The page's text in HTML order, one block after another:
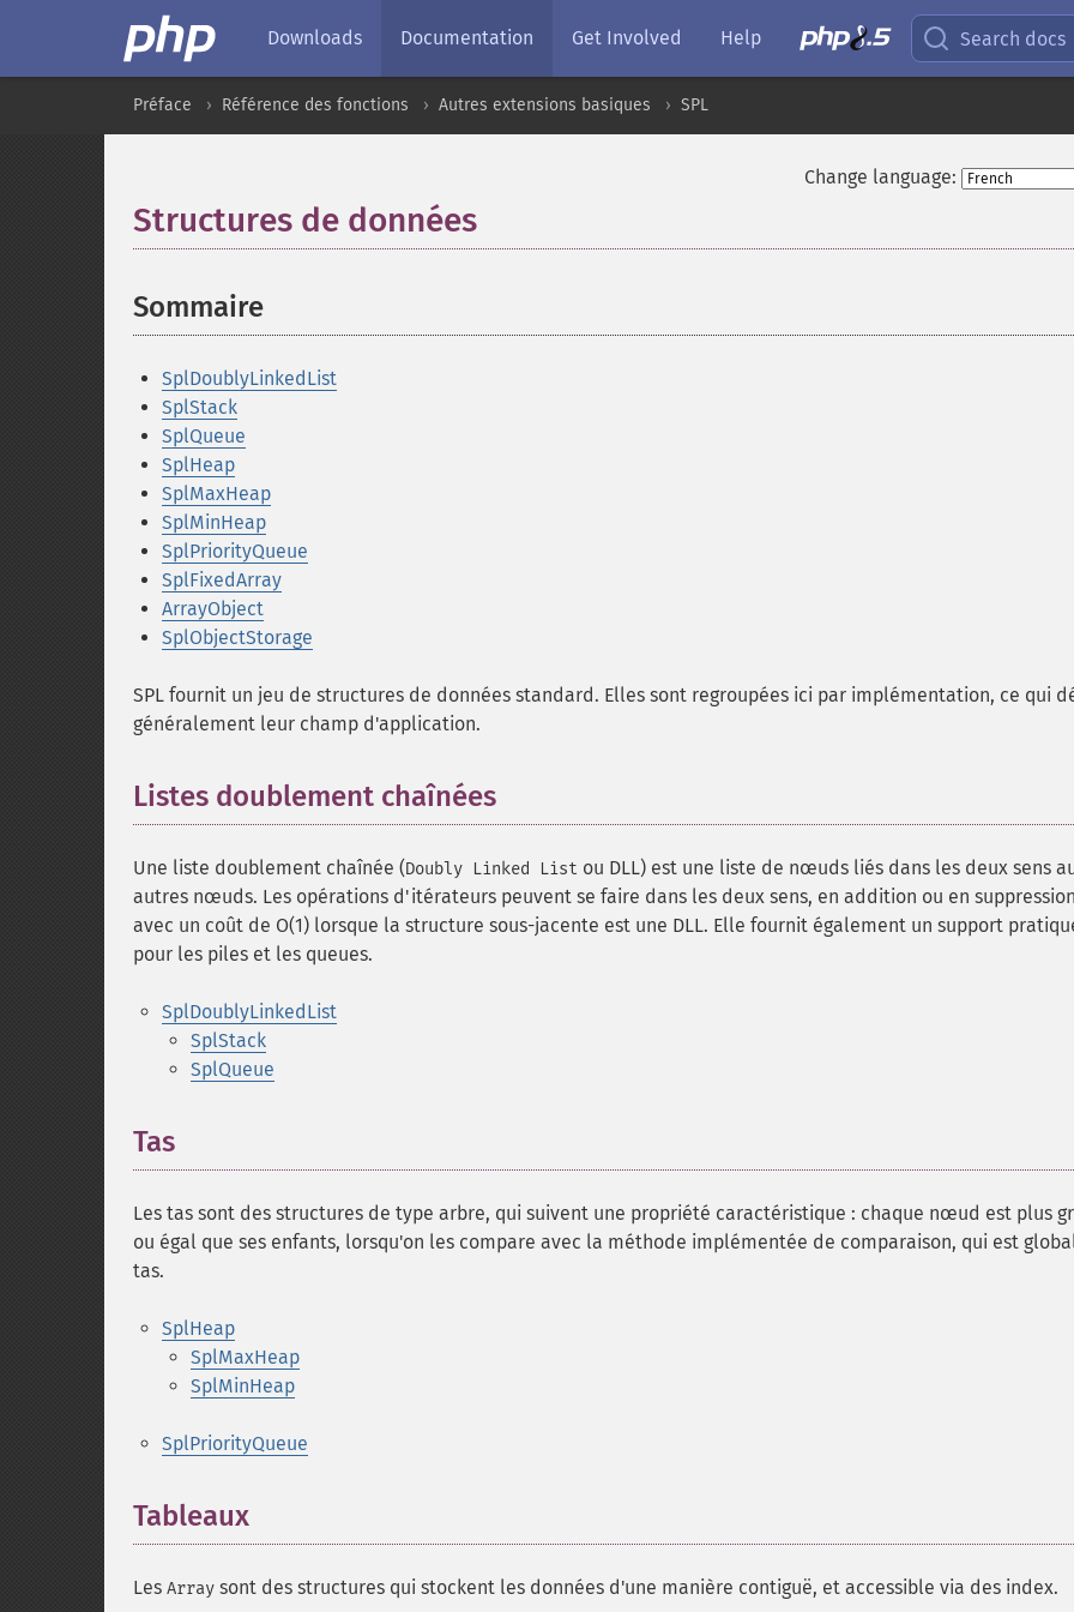
Downloads Documentation Get Involved Help Search docs
Préface Référence des fonctions Autres extensions basiques SPL
Change language:
Structures de données
Sommaire
SplDoublyLinkedList
SplStack
SplQueue
SplHeap
SplMaxHeap
SplMinHeap
SplPriorityQueue
SplFixedArray
ArrayObject
SplObjectStorage
SPL fournit un jeu de structures de données standard. Elles sont regroupées ici par implémentation, ce qui
généralement leur champ d'application.
Listes doublement chaînées
Une liste doublement chaînée (Doubly Linked List ou DLL) est une liste de nœuds liés dans les deux sens
autres nœuds. Les opérations d'itérateurs peuvent se faire dans les deux sens, en addition ou en
avec un coût de O(1) lorsque la structure sous-jacente est une DLL. Elle fournit également un support
pour les piles et les queues.
SplDoublyLinkedList
SplStack
SplQueue
Tas
Les tas sont des structures de type arbre, qui suivent une propriété caractéristique : chaque nœud est plus
ou égal que ses enfants, lorsqu'on les compare avec la méthode implémentée de comparaison, qui est
tas.
SplHeap
SplMaxHeap
SplMinHeap
SplPriorityQueue
Tableaux
Les Array sont des structures qui stockent les données d'une manière contiguë, et accessible via des index.